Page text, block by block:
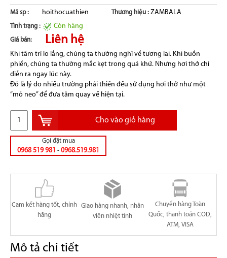
Mã sp : hoithocuathien Thương hiệu :ZAMBALA
Tình trạng : Còn hàng
Giá bán: Liên hệ
Khi tâm trí lo lắng, chúng ta thường nghĩ về tương lai. Khi buồn
phiền, chúng ta thường mắc kẹt trong quá khứ. Nhưng hơi thở chỉ
diễn ra ngay lúc này.
Đó là lý do nhiều trường phái thiền đều sử dụng hơi thở như một
“mỏ neo” để đưa tâm quay về hiện tại.
Cho vào giỏ hàng
Gọi đặt mua
0968 519 981 - 0968.519.981
Cam kết hàng tốt, chính
hãng
Giao hàng nhanh, nhân
viên nhiệt tình
Chuyển hàng Toàn
Quốc, thanh toán COD,
ATM, VISA
Mô tả chi tiết